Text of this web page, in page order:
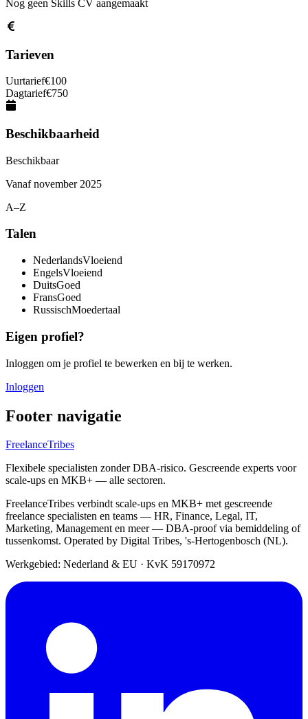
Nog geen Skills CV aangemaakt
Tarieven
Uurtarief€100
Dagtarief€750
Beschikbaarheid
Beschikbaar
Vanaf november 2025
A–Z
Talen
NederlandsVloeiend
EngelsVloeiend
DuitsGoed
FransGoed
RussischMoedertaal
Eigen profiel?
Inloggen om je profiel te bewerken en bij te werken.
Inloggen
Footer navigatie
FreelanceTribes
Flexibele specialisten zonder DBA-risico. Gescreende experts voor
scale-ups en MKB+ — alle sectoren.
FreelanceTribes verbindt scale-ups en MKB+ met gescreende
freelance specialisten en teams — HR, Finance, Legal, IT,
Marketing, Management en meer — DBA-proof via bemiddeling of
tussenkomst. Operated by Digital Tribes, 's-Hertogenbosch (NL).
Werkgebied: Nederland & EU · KvK 59170972